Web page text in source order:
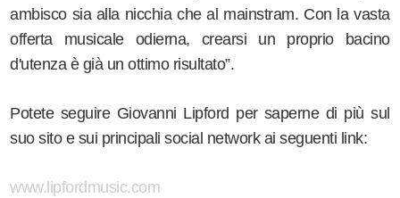
ambisco sia alla nicchia che al mainstram. Con la vasta
offerta musicale odierna, crearsi un proprio bacino
d'utenza è già un ottimo risultato”.
Potete seguire Giovanni Lipford per saperne di più sul
suo sito e sui principali social network ai seguenti link:
www.lipfordmusic.com